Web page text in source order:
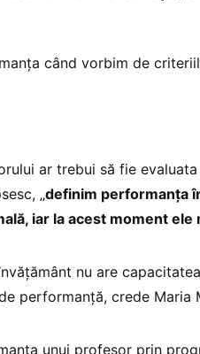
când vorbim de
ar trebui să fie
„definim performanța
iar la acest moment ele
nu are
performanță, crede Maria
unui profesor prin